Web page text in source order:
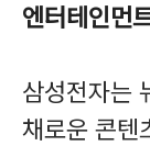
엔터테인먼
삼성전자는
채로운 콘텐